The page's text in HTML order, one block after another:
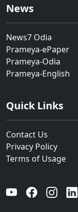
News
News7 Odia
Prameya-ePaper
Prameya-Odia
Prameya-English
Quick Links
Contact Us
Privacy Policy
Terms of Usage
YouTube Facebook Instagram